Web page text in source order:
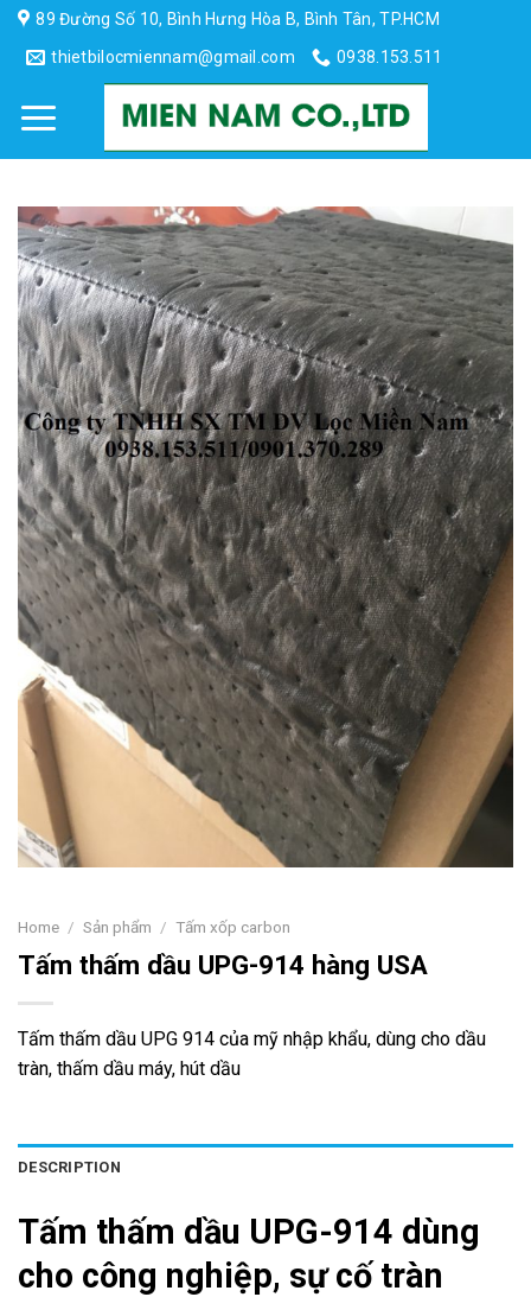
Skip
content
89 Đường Số 10, Bình Hưng Hòa B, Bình Tân, TP.HCM
thietbilocmiennam@gmail.com
0938.153.511
Home / Sản phẩm / Tấm xốp carbon
Tấm thấm dầu UPG-914 hàng USA
Tấm thấm dầu UPG 914 của mỹ nhập khẩu, dùng cho dầu
tràn, thấm dầu máy, hút dầu
DESCRIPTION
Tấm thấm dầu UPG-914 dùng
cho công nghiệp, sự cố tràn